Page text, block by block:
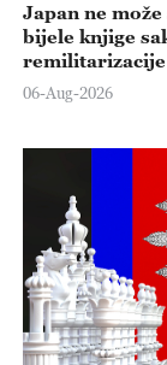
Japan ne
bijele knjige
remilitarizacije
06-Aug-2026